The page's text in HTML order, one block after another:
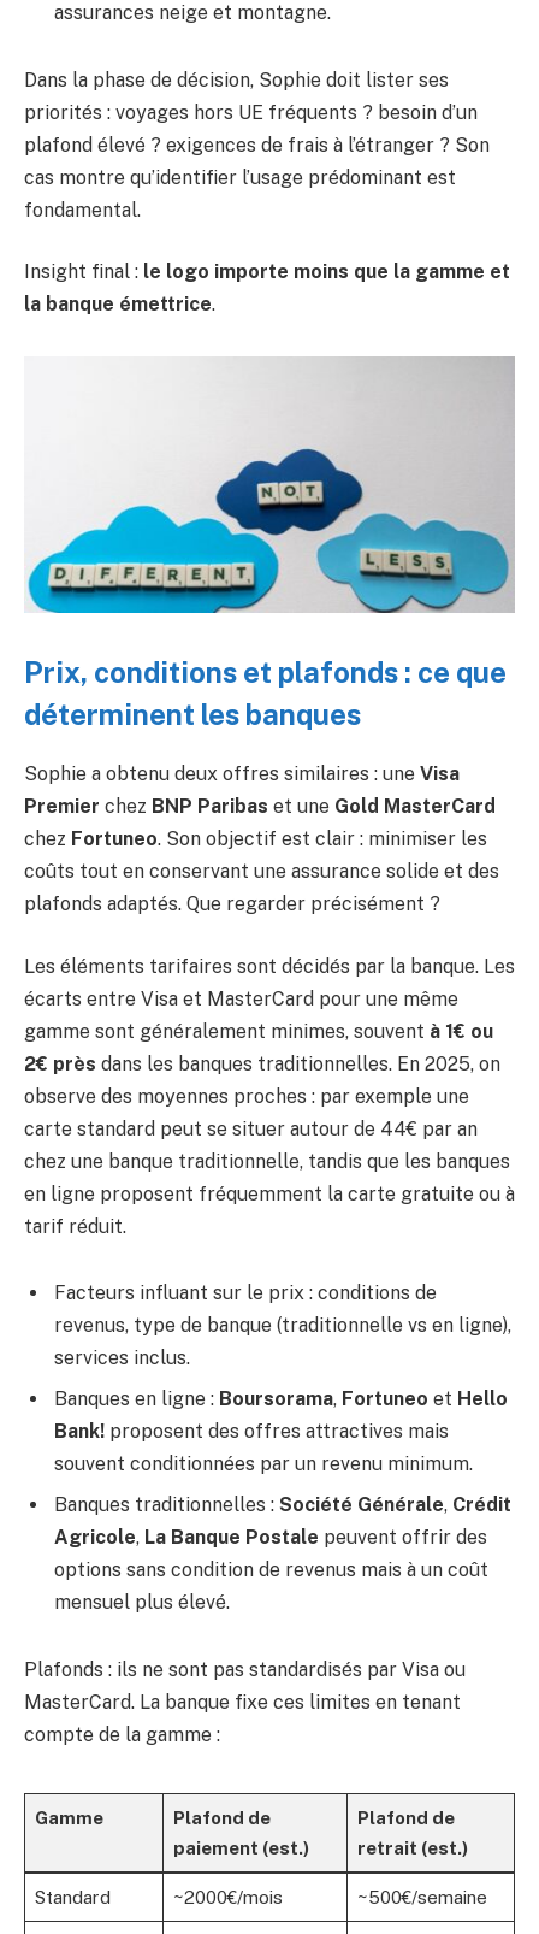
assurances neige et montagne.
Dans la phase de décision, Sophie doit lister ses
priorités : voyages hors UE fréquents ? besoin d’un
plafond élevé ? exigences de frais à l’étranger ? Son
cas montre qu’identifier l’usage prédominant est
fondamental.
Insight final : le logo importe moins que la gamme et
la banque émettrice.
Prix, conditions et plafonds : ce que
déterminent les banques
Sophie a obtenu deux offres similaires : une Visa
Premier chez BNP Paribas et une Gold MasterCard
chez Fortuneo. Son objectif est clair : minimiser les
coûts tout en conservant une assurance solide et des
plafonds adaptés. Que regarder précisément ?
Les éléments tarifaires sont décidés par la banque. Les
écarts entre Visa et MasterCard pour une même
gamme sont généralement minimes, souvent à 1€ ou
2€ près dans les banques traditionnelles. En 2025, on
observe des moyennes proches : par exemple une
carte standard peut se situer autour de 44€ par an
chez une banque traditionnelle, tandis que les banques
en ligne proposent fréquemment la carte gratuite ou à
tarif réduit.
Facteurs influant sur le prix : conditions de
revenus, type de banque (traditionnelle vs en ligne),
services inclus.
Banques en ligne : Boursorama, Fortuneo et Hello
Bank! proposent des offres attractives mais
souvent conditionnées par un revenu minimum.
Banques traditionnelles : Société Générale, Crédit
Agricole, La Banque Postale peuvent offrir des
options sans condition de revenus mais à un coût
mensuel plus élevé.
Plafonds : ils ne sont pas standardisés par Visa ou
MasterCard. La banque fixe ces limites en tenant
compte de la gamme :
Gamme
Plafond de
paiement (est.)
Plafond de
retrait (est.)
Standard ~2000€/mois ~500€/semaine